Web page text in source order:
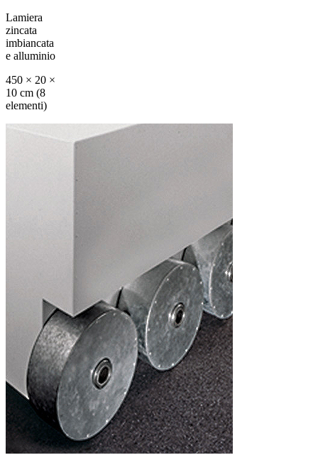
Lamiera
zincata
imbiancata
e alluminio
450 × 20 ×
10 cm (8
elementi)